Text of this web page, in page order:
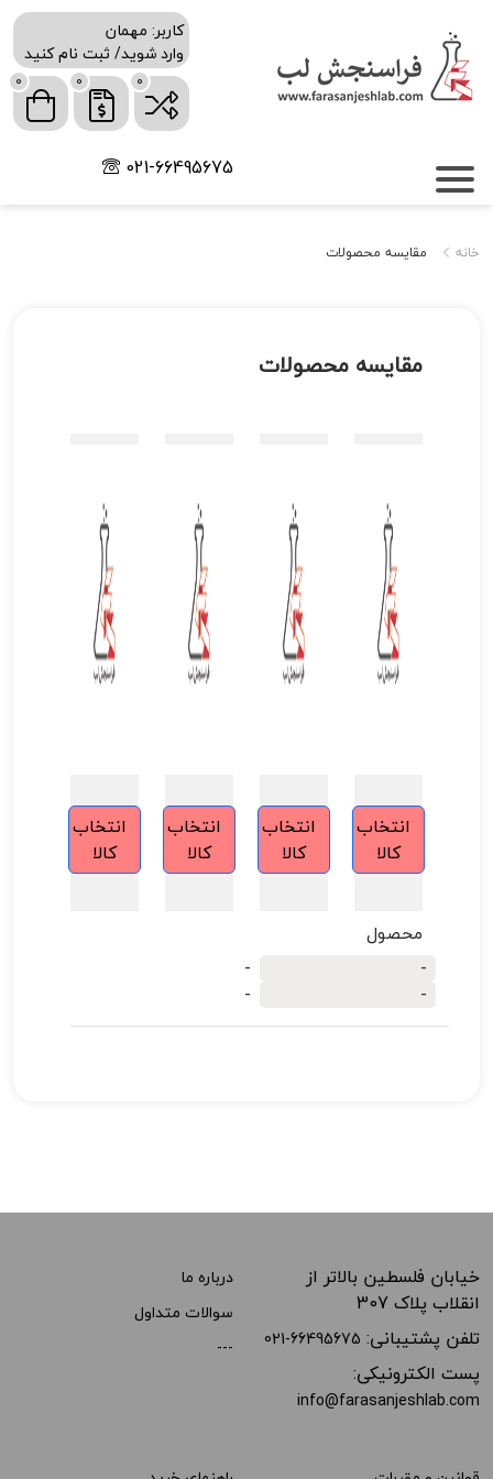
کاربر: مهمان
وارد شوید/ ثبت نام کنید
0 0 0
021-66495675
خانه مقایسه محصولات
مقایسه محصولات
انتخاب
کالا
انتخاب
کالا
انتخاب
کالا
انتخاب
کالا
محصول
-
-
-
-
خیابان فلسطین بالاتر از
انقلاب پلاک 307
تلفن پشتیبانی: 021-66495675
پست الکترونیکی:
info@farasanjeshlab.com
درباره ما
سوالات متداول
---